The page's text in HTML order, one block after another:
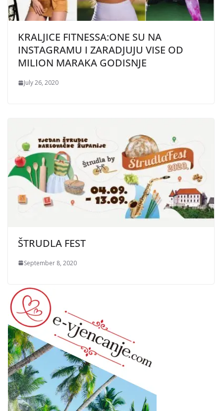
KRALJICE FITNESSA:ONE SU NA
INSTAGRAMU I ZARADJUJU VISE OD
MILION MARAKA GODISNJE
July 26, 2020
ŠTRUDLA FEST
September 8, 2020